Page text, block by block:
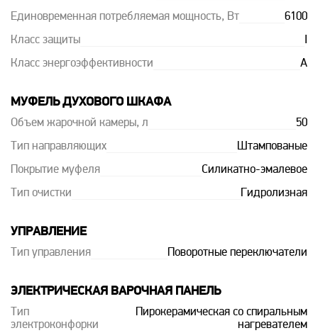
Единовременная потребляемая мощность, Вт 6100
Класс защиты
Класс энергоэффективности A
МУФЕЛЬ ДУХОВОГО ШКАФА
Объем жарочной камеры, л 50
Тип направляющих Штампованые
Покрытие муфеля Силикатно-эмалевое
Тип очистки Гидролизная
УПРАВЛЕНИЕ
Тип управления Поворотные переключатели
ЭЛЕКТРИЧЕСКАЯ ВАРОЧНАЯ ПАНЕЛЬ
Тип
электроконфорки
Пирокерамическая со спиральным
нагревателем